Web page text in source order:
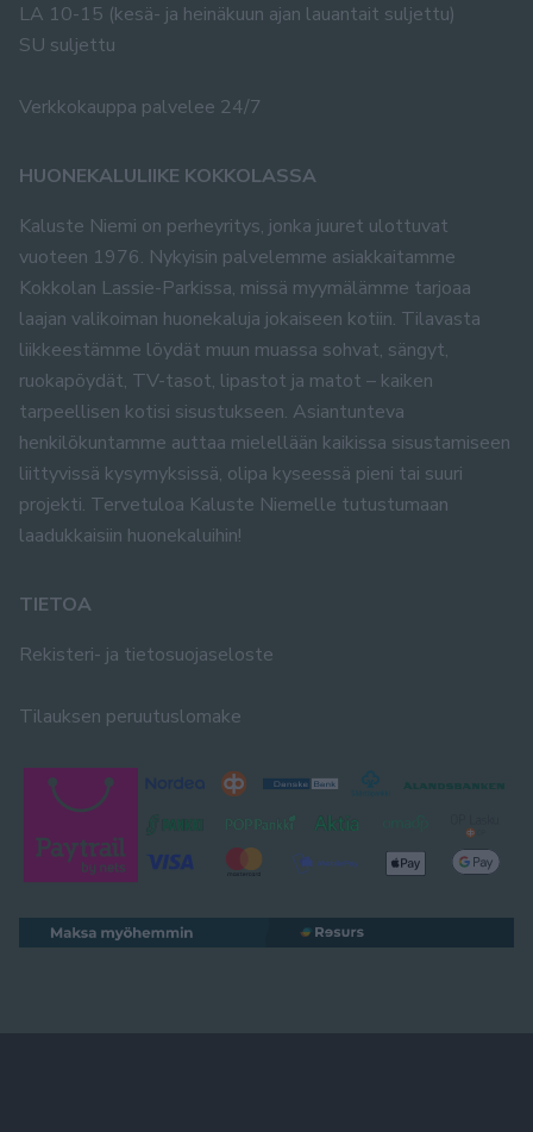
LA 10-15 (kesä- ja heinäkuun ajan lauantait suljettu)
SU suljettu
Verkkokauppa palvelee 24/7
HUONEKALULIIKE KOKKOLASSA
Kaluste Niemi on perheyritys, jonka juuret ulottuvat
vuoteen 1976. Nykyisin palvelemme asiakkaitamme
Kokkolan Lassie-Parkissa, missä myymälämme tarjoaa
laajan valikoiman huonekaluja jokaiseen kotiin. Tilavasta
liikkeestämme löydät muun muassa sohvat, sängyt,
ruokapöydät, TV-tasot, lipastot ja matot – kaiken
tarpeellisen kotisi sisustukseen. Asiantunteva
henkilökuntamme auttaa mielellään kaikissa sisustamiseen
liittyvissä kysymyksissä, olipa kyseessä pieni tai suuri
projekti. Tervetuloa Kaluste Niemelle tutustumaan
laadukkaisiin huonekaluihin!
TIETOA
Rekisteri- ja tietosuojaseloste
Tilauksen peruutuslomake